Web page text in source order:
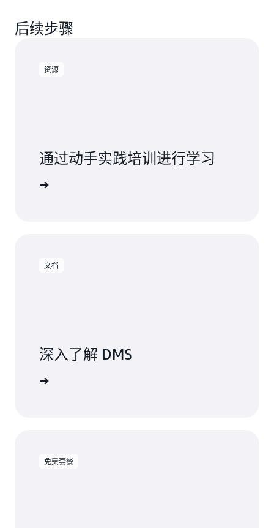
后续步骤
资源
通过动手实践培训进行学习
文档
深入了解 DMS
免费套餐